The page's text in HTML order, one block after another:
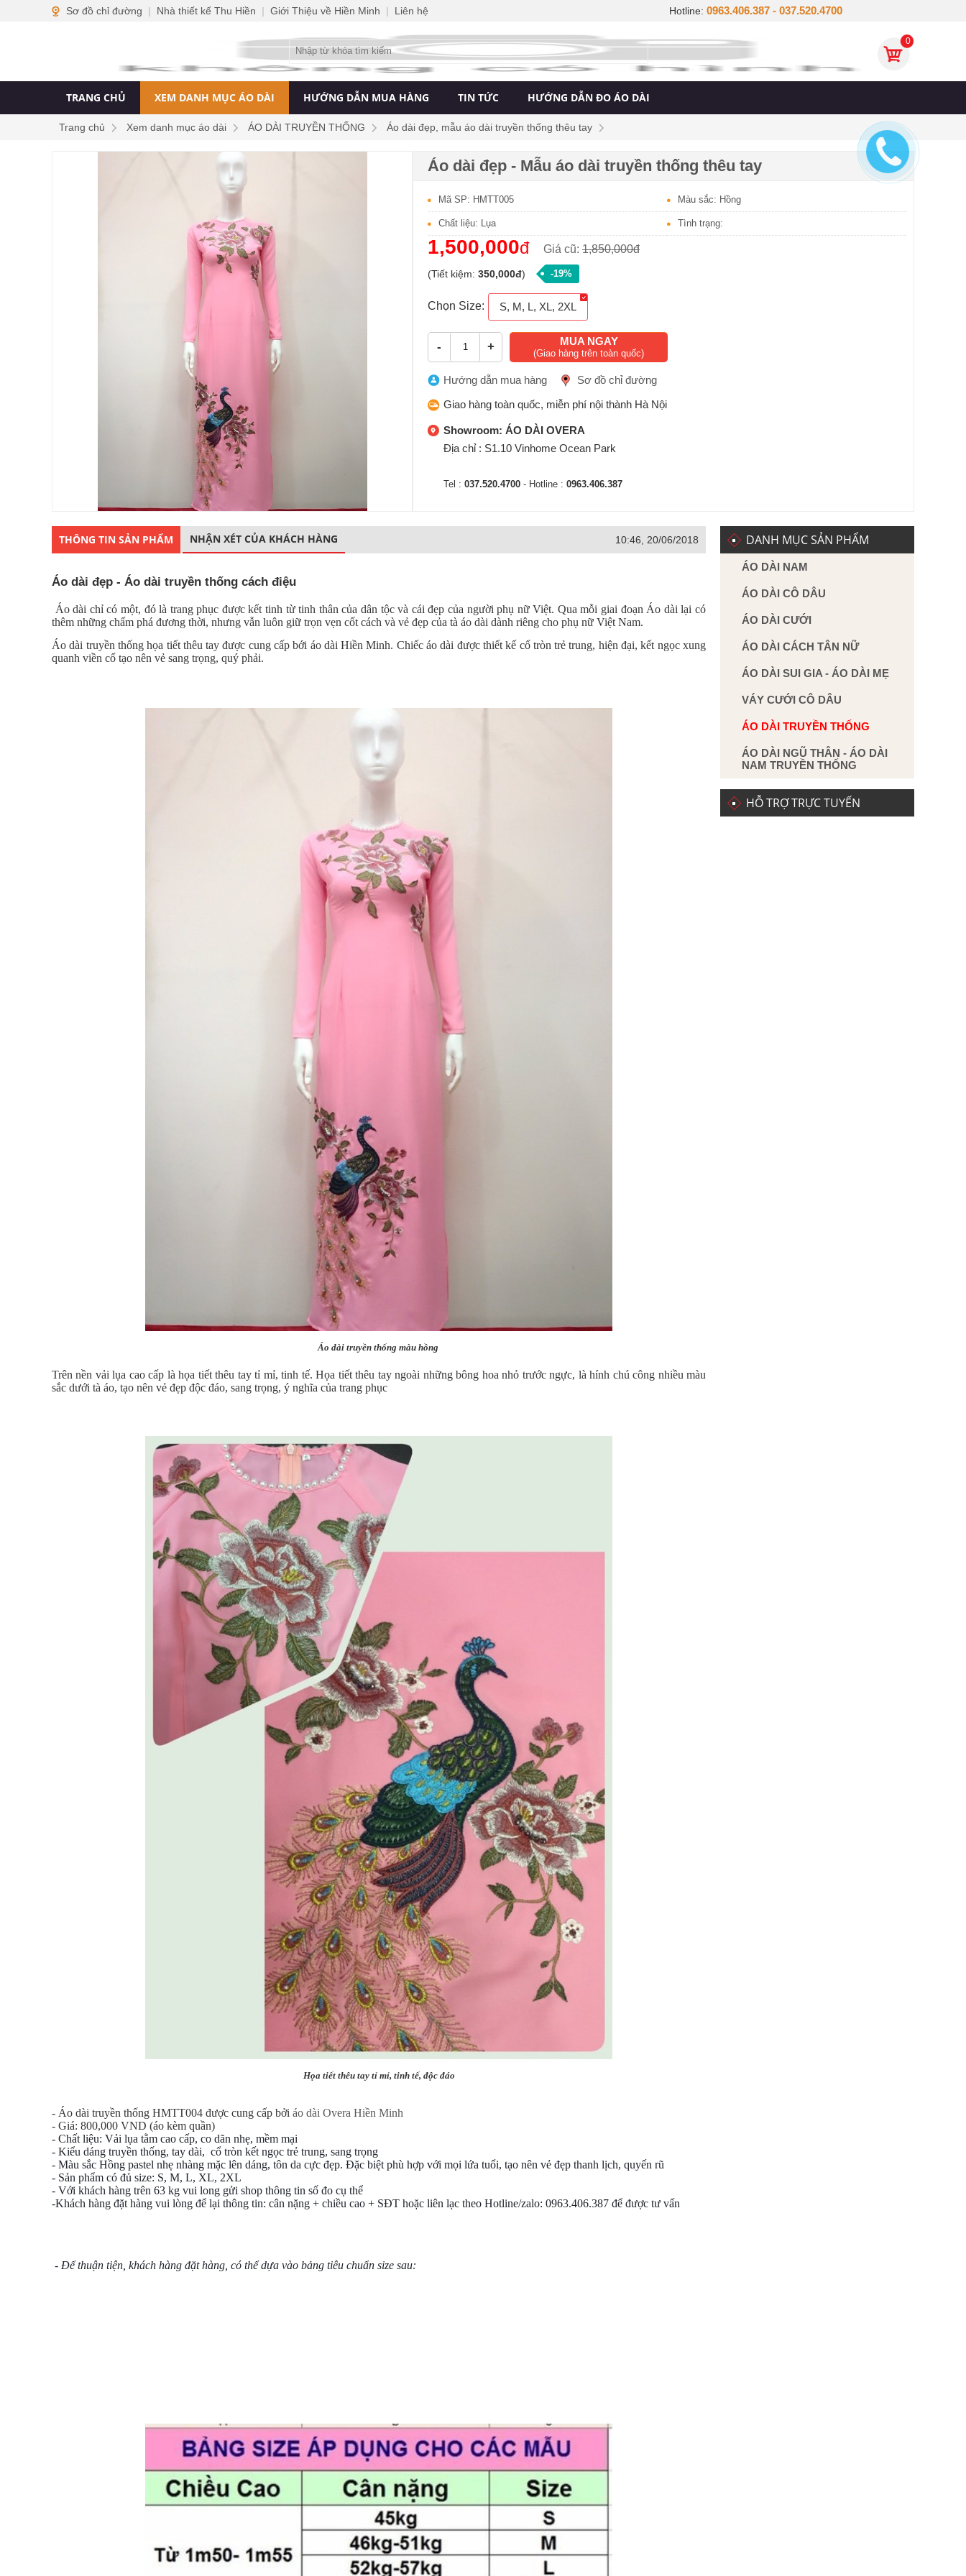
0
TRANG CHỦ XEM DANH MỤC ÁO DÀI HƯỚNG DẪN MUA HÀNG TIN TỨC HƯỚNG DẪN ĐO ÁO DÀI
Trang chủ Xem danh mục áo dài ÁO DÀI TRUYỀN THỐNG Áo dài đẹp, mẫu áo dài truyền thống thêu tay
Áo dài đẹp - Mẫu áo dài truyền thống thêu tay
Mã SP: HMTT005 Màu sắc: Hồng
Chất liệu: Lụa Tình trạng:
1,500,000đ Giá cũ: 1,850,000đ
(Tiết kiệm: 350,000đ) -19%
Chọn Size: S, M, L, XL, 2XL
- + MUA NGAY
(Giao hàng trên toàn quốc)
Hướng dẫn mua hàng
Sơ đồ chỉ đường
Giao hàng toàn quốc, miễn phí nội thành Hà Nội
Showroom: ÁO DÀI OVERA
Địa chỉ : S1.10 Vinhome Ocean Park
Tel : 037.520.4700 - Hotline : 0963.406.387
10:46, 20/06/2018
THÔNG TIN SẢN PHẨM NHẬN XÉT CỦA KHÁCH HÀNG
Áo dài đẹp - Áo dài truyền thống cách điệu
Áo dài chỉ có một, đó là trang phục được kết tinh từ tinh thân của dân tộc và cái đẹp của người phụ nữ Việt. Qua mỗi giai đoạn Áo dài lại có
thêm những chấm phá đương thời, nhưng vẫn luôn giữ trọn vẹn cốt cách và vẻ đẹp của tà áo dài dành riêng cho phụ nữ Việt Nam.
Áo dài truyền thống họa tiết thêu tay được cung cấp bới áo dài Hiền Minh. Chiếc áo dài được thiết kế cổ tròn trẻ trung, hiện đại, kết ngọc xung
quanh viền cổ tạo nên vẻ sang trọng, quý phải.
Áo dài truyền thống màu hồng
Trên nền vải lụa cao cấp là họa tiết thêu tay tỉ mỉ, tinh tế. Họa tiết thêu tay ngoài những bông hoa nhỏ trước ngực, là hính chú công nhiều màu
sắc dưới tà áo, tạo nên vẻ đẹp độc đáo, sang trọng, ý nghĩa của trang phục
Họa tiết thêu tay tỉ mỉ, tinh tế, độc đáo
- Áo dài truyền thống HMTT004 được cung cấp bởi áo dài Overa Hiền Minh
- Giá: 800,000 VND (áo kèm quần)
- Chất liệu: Vải lụa tằm cao cấp, co dãn nhẹ, mềm mại
- Kiểu dáng truyền thống, tay dài, cổ tròn kết ngọc trẻ trung, sang trọng
- Màu sắc Hồng pastel nhẹ nhàng mặc lên dáng, tôn da cực đẹp. Đặc biệt phù hợp với mọi lứa tuổi, tạo nên vẻ đẹp thanh lịch, quyến rũ
- Sản phẩm có đủ size: S, M, L, XL, 2XL
- Với khách hàng trên 63 kg vui long gửi shop thông tin số đo cụ thể
-Khách hàng đặt hàng vui lòng để lại thông tin: cân nặng + chiều cao + SĐT hoặc liên lạc theo Hotline/zalo: 0963.406.387 để được tư vấn
- Để thuận tiện, khách hàng đặt hàng, có thể dựa vào bảng tiêu chuẩn size sau:
DANH MỤC SẢN PHẨM
ÁO DÀI NAM
ÁO DÀI CÔ DÂU
ÁO DÀI CƯỚI
ÁO DÀI CÁCH TÂN NỮ
ÁO DÀI SUI GIA - ÁO DÀI MẸ
VÁY CƯỚI CÔ DÂU
ÁO DÀI TRUYỀN THỐNG
ÁO DÀI NGŨ THÂN - ÁO DÀI
NAM TRUYỀN THỐNG
HỖ TRỢ TRỰC TUYẾN
Hotline: 0963.406.387 - 037.520.4700
Sơ đồ chỉ đường | Nhà thiết kế Thu Hiền | Giới Thiệu về Hiền Minh | Liên hệ